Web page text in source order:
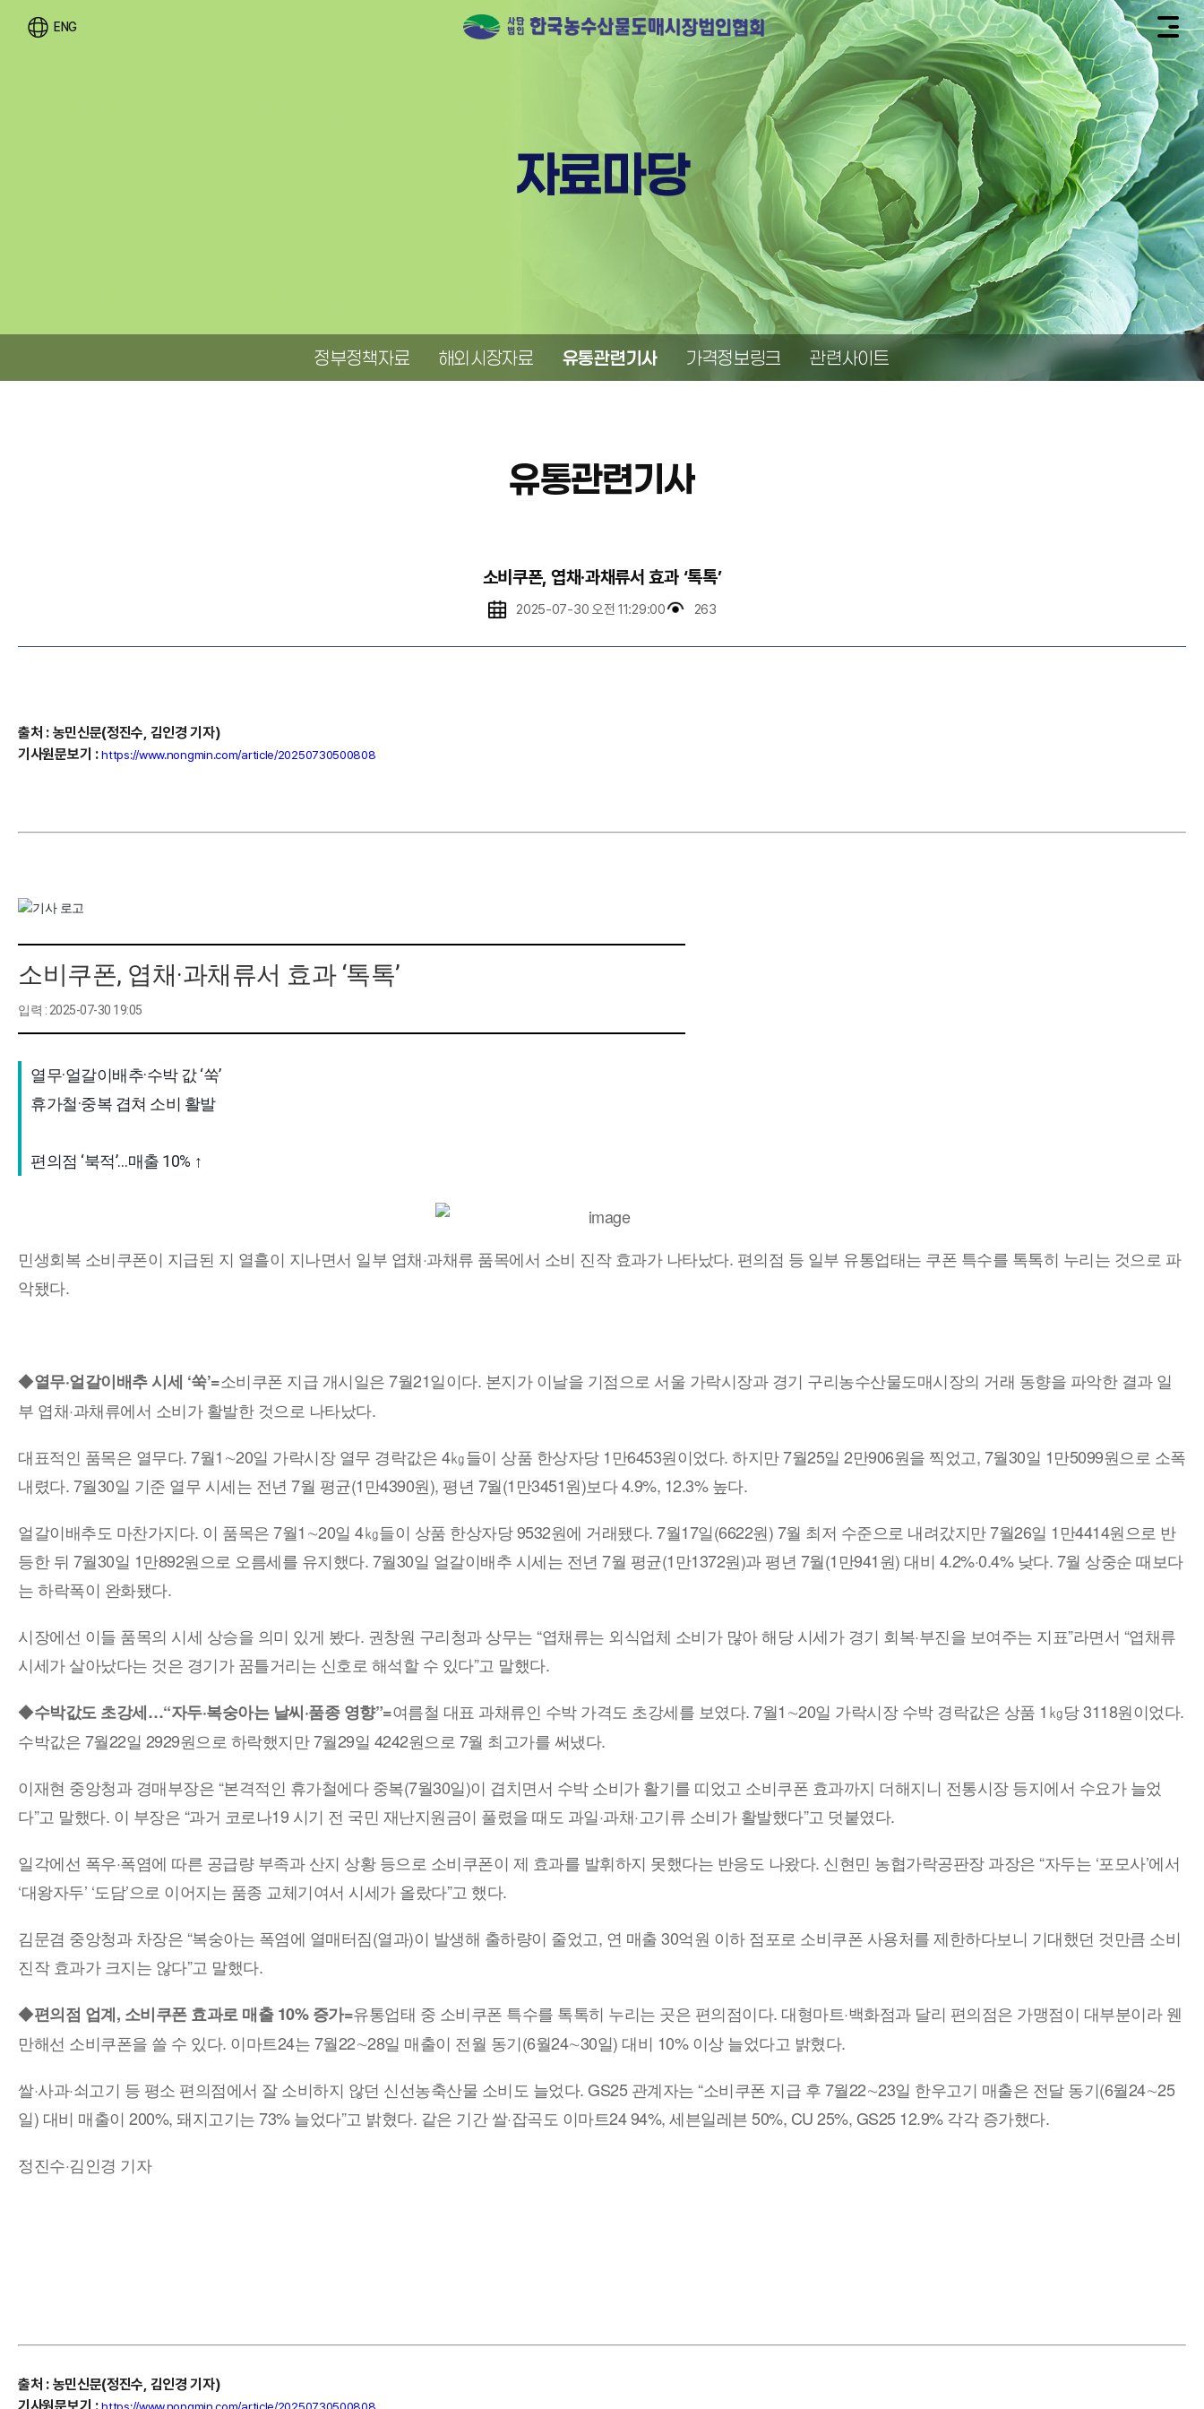
ENG
자료마당
정부정책자료 해외시장자료 유통관련기사 가격정보링크 관련사이트
유통관련기사
소비쿠폰, 엽채·과채류서 효과 ‘톡톡’
2025-07-30 오전 11:29:00 263
출처 : 농민신문(정진수, 김인경 기자)
기사원문보기 :https://www.nongmin.com/article/20250730500808
소비쿠폰, 엽채·과채류서 효과 ‘톡톡’
입력 : 2025-07-30 19:05
열무·얼갈이배추·수박 값 ‘쑥’
휴가철·중복 겹쳐 소비 활발
편의점 ‘북적’…매출 10% ↑
민생회복 소비쿠폰이 지급된 지 열흘이 지나면서 일부 엽채·과채류 품목에서 소비 진작 효과가 나타났다. 편의점 등 일부 유통업태는 쿠폰 특수를 톡톡히 누리는 것으로 파
악됐다.
◆열무·얼갈이배추 시세 ‘쑥’=소비쿠폰 지급 개시일은 7월21일이다. 본지가 이날을 기점으로 서울 가락시장과 경기 구리농수산물도매시장의 거래 동향을 파악한 결과 일
부 엽채·과채류에서 소비가 활발한 것으로 나타났다.
대표적인 품목은 열무다. 7월1∼20일 가락시장 열무 경락값은 4㎏들이 상품 한상자당 1만6453원이었다. 하지만 7월25일 2만906원을 찍었고, 7월30일 1만5099원으로 소폭
내렸다. 7월30일 기준 열무 시세는 전년 7월 평균(1만4390원), 평년 7월(1만3451원)보다 4.9%, 12.3% 높다.
얼갈이배추도 마찬가지다. 이 품목은 7월1∼20일 4㎏들이 상품 한상자당 9532원에 거래됐다. 7월17일(6622원) 7월 최저 수준으로 내려갔지만 7월26일 1만4414원으로 반
등한 뒤 7월30일 1만892원으로 오름세를 유지했다. 7월30일 얼갈이배추 시세는 전년 7월 평균(1만1372원)과 평년 7월(1만941원) 대비 4.2%·0.4% 낮다. 7월 상중순 때보다
는 하락폭이 완화됐다.
시장에선 이들 품목의 시세 상승을 의미 있게 봤다. 권창원 구리청과 상무는 “엽채류는 외식업체 소비가 많아 해당 시세가 경기 회복·부진을 보여주는 지표”라면서 “엽채류
시세가 살아났다는 것은 경기가 꿈틀거리는 신호로 해석할 수 있다”고 말했다.
◆수박값도 초강세…“자두·복숭아는 날씨·품종 영향”=여름철 대표 과채류인 수박 가격도 초강세를 보였다. 7월1∼20일 가락시장 수박 경락값은 상품 1㎏당 3118원이었다.
수박값은 7월22일 2929원으로 하락했지만 7월29일 4242원으로 7월 최고가를 써냈다.
이재현 중앙청과 경매부장은 “본격적인 휴가철에다 중복(7월30일)이 겹치면서 수박 소비가 활기를 띠었고 소비쿠폰 효과까지 더해지니 전통시장 등지에서 수요가 늘었
다”고 말했다. 이 부장은 “과거 코로나19 시기 전 국민 재난지원금이 풀렸을 때도 과일·과채·고기류 소비가 활발했다”고 덧붙였다.
일각에선 폭우·폭염에 따른 공급량 부족과 산지 상황 등으로 소비쿠폰이 제 효과를 발휘하지 못했다는 반응도 나왔다. 신현민 농협가락공판장 과장은 “자두는 ‘포모사’에서
‘대왕자두’ ‘도담’으로 이어지는 품종 교체기여서 시세가 올랐다”고 했다.
김문겸 중앙청과 차장은 “복숭아는 폭염에 열매터짐(열과)이 발생해 출하량이 줄었고, 연 매출 30억원 이하 점포로 소비쿠폰 사용처를 제한하다보니 기대했던 것만큼 소비
진작 효과가 크지는 않다”고 말했다.
◆편의점 업계, 소비쿠폰 효과로 매출 10% 증가=유통업태 중 소비쿠폰 특수를 톡톡히 누리는 곳은 편의점이다. 대형마트·백화점과 달리 편의점은 가맹점이 대부분이라 웬
만해선 소비쿠폰을 쓸 수 있다. 이마트24는 7월22∼28일 매출이 전월 동기(6월24∼30일) 대비 10% 이상 늘었다고 밝혔다.
쌀·사과·쇠고기 등 평소 편의점에서 잘 소비하지 않던 신선농축산물 소비도 늘었다. GS25 관계자는 “소비쿠폰 지급 후 7월22∼23일 한우고기 매출은 전달 동기(6월24∼25
일) 대비 매출이 200%, 돼지고기는 73% 늘었다”고 밝혔다. 같은 기간 쌀·잡곡도 이마트24 94%, 세븐일레븐 50%, CU 25%, GS25 12.9% 각각 증가했다.
정진수·김인경 기자
출처 : 농민신문(정진수, 김인경 기자)